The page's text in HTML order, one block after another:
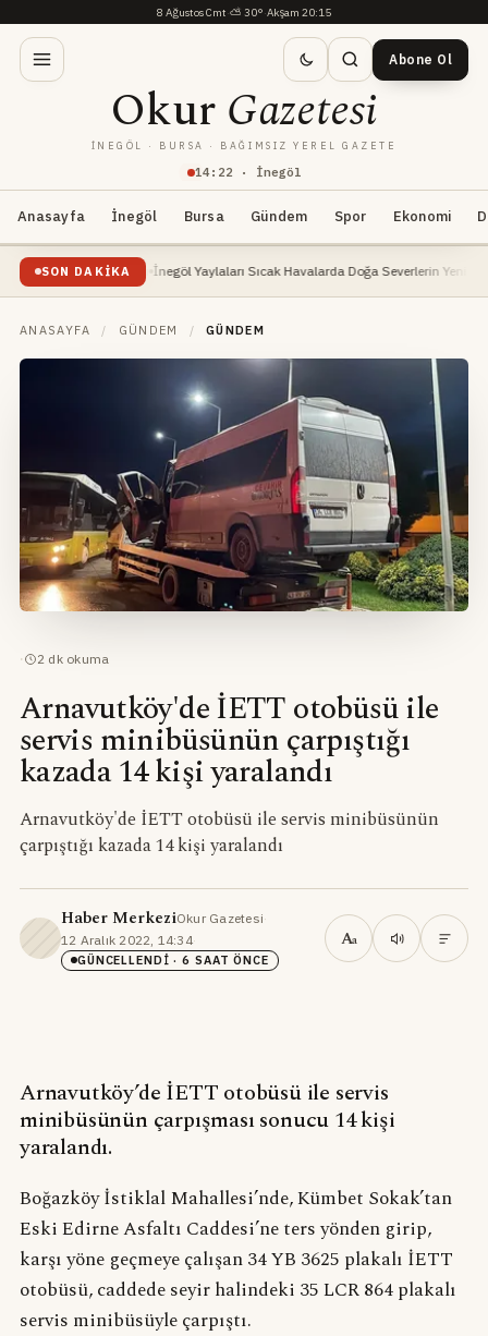
8 Ağustos Cmt·⛅ 30°·Akşam 20:15
14: 22 · İnegöl
OkurGazetesi
İNEGÖL · BURSA · BAĞIMSIZ YEREL GAZETE
Abone Ol
Anasayfa İnegöl Bursa Gündem Spor Ekonomi
SON DAKIKA
Oldu İnegöl Yaylaları Sıcak Havalarda Doğa Severlerin Yeni Gözdesi
ANASAYFA / GÜNDEM / GÜNDEM
· 2 dk okuma
Arnavutköy'de İETT otobüsü ile
servis minibüsünün çarpıştığı
kazada 14 kişi yaralandı
Arnavutköy'de İETT otobüsü ile servis minibüsünün
çarpıştığı kazada 14 kişi yaralandı
Haber MerkeziOkur Gazetesi·
12 Aralık 2022, 14:34·
GÜNCELLENDI · 6 SAAT ÖNCE
Aa
Arnavutköy’de İETT otobüsü ile servis
minibüsünün çarpışması sonucu 14 kişi
yaralandı.
Boğazköy İstiklal Mahallesi’nde, Kümbet Sokak’tan
Eski Edirne Asfaltı Caddesi’ne ters yönden girip,
karşı yöne geçmeye çalışan 34 YB 3625 plakalı İETT
otobüsü, caddede seyir halindeki 35 LCR 864 plakalı
servis minibüsüyle çarpıştı.